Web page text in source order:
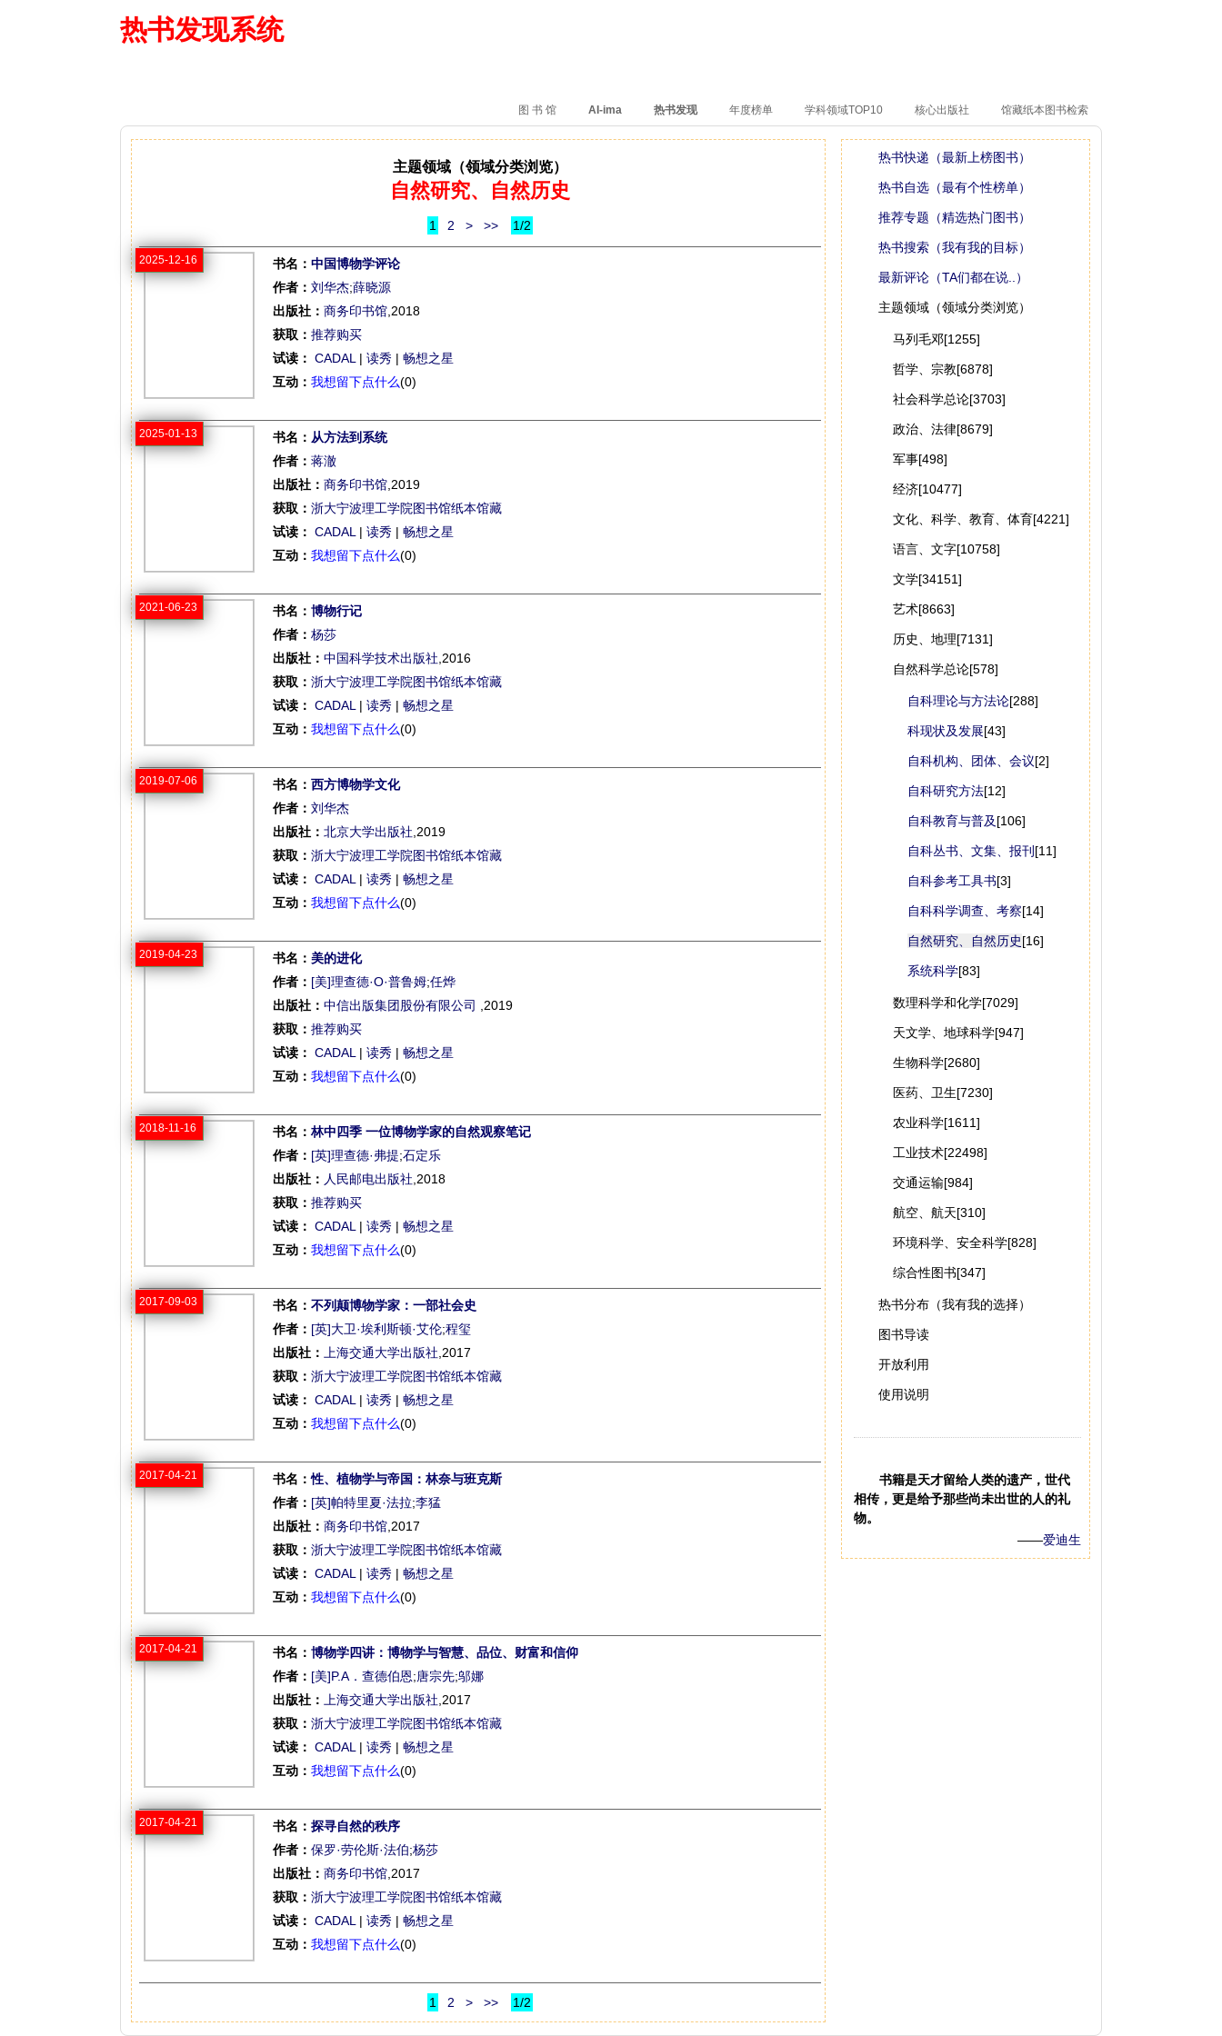
热书发现系统
图 书 馆 AI-ima 热书发现 年度榜单 学科领域TOP10 核心出版社 馆藏纸本图书检索
主题领域（领域分类浏览）
自然研究、自然历史
1 2 > >> 1/2
2025-12-16 书名： 中国博物学评论
作者： 刘华杰;薛晓源
出版社： 商务印书馆 ,2018
获取： 推荐购买
试读： CADAL | 读秀 | 畅想之星
互动： 我想留下点什么(0)
2025-01-13 书名： 从方法到系统
作者： 蒋澈
出版社： 商务印书馆 ,2019
获取： 浙大宁波理工学院图书馆纸本馆藏
试读： CADAL | 读秀 | 畅想之星
互动： 我想留下点什么(0)
2021-06-23 书名： 博物行记
作者： 杨莎
出版社： 中国科学技术出版社 ,2016
获取： 浙大宁波理工学院图书馆纸本馆藏
试读： CADAL | 读秀 | 畅想之星
互动： 我想留下点什么(0)
2019-07-06 书名： 西方博物学文化
作者： 刘华杰
出版社： 北京大学出版社 ,2019
获取： 浙大宁波理工学院图书馆纸本馆藏
试读： CADAL | 读秀 | 畅想之星
互动： 我想留下点什么(0)
2019-04-23 书名： 美的进化
作者： [美]理查德·O·普鲁姆;任烨
出版社： 中信出版集团股份有限公司
,2019
获取： 推荐购买
试读： CADAL | 读秀 | 畅想之星
互动： 我想留下点什么(0)
2018-11-16 书名： 林中四季 一位博物学家的自然观察笔记
作者： [英]理查德·弗提;石定乐
出版社： 人民邮电出版社 ,2018
获取： 推荐购买
试读： CADAL | 读秀 | 畅想之星
互动： 我想留下点什么(0)
2017-09-03 书名： 不列颠博物学家：一部社会史
作者： [英]大卫·埃利斯顿·艾伦;程玺
出版社：
上海交通大学出版社 ,2017
获取： 浙大宁波理工学院图书馆纸本馆藏
试读： CADAL | 读秀 | 畅想之星
互动： 我想留下点什么(0)
2017-04-21 书名：性、植物学与帝国：林奈与班克斯
作者： [英]帕特里夏·法拉;李猛
出版社： 商务印书馆 ,2017
获取： 浙大宁波理工学院图书馆纸本馆藏
试读： CADAL | 读秀 | 畅想之星
互动： 我想留下点什么(0)
2017-04-21 书名： 博物学四讲：博物学与智慧、品位、财富和信仰
作者： [美]P.A．查德伯恩;唐宗先;邬娜
出版社：
上海交通大学出版社 ,2017
获取： 浙大宁波理工学院图书馆纸本馆藏
试读： CADAL | 读秀 | 畅想之星
互动： 我想留下点什么(0)
2017-04-21 书名： 探寻自然的秩序
作者： 保罗·劳伦斯·法伯;杨莎
出版社： 商务印书馆 ,2017
获取： 浙大宁波理工学院图书馆纸本馆藏
试读： CADAL | 读秀 | 畅想之星
互动： 我想留下点什么(0)
1 2 > >> 1/2
热书快递（最新上榜图书）
热书自选（最有个性榜单）
推荐专题（精选热门图书）
热书搜索（我有我的目标）
最新评论（TA们都在说..）
主题领域（领域分类浏览）
马列毛邓[1255]
哲学、宗教[6878]
社会科学总论[3703]
政治、法律[8679]
军事[498]
经济[10477]
文化、科学、教育、体育[4221]
语言、文字[10758]
文学[34151]
艺术[8663]
历史、地理[7131]
自然科学总论[578]
自科理论与方法论[288]
科现状及发展[43]
自科机构、团体、会议[2]
自科研究方法[12]
自科教育与普及[106]
自科丛书、文集、报刊 [11]
自科参考工具书[3]
自科科学调查、考察[14]
自然研究、自然历史[16]
系统科学[83]
数理科学和化学[7029]
天文学、地球科学[947]
生物科学[2680]
医药、卫生[7230]
农业科学[1611]
工业技术[22498]
交通运输[984]
航空、航天[310]
环境科学、安全科学[828]
综合性图书[347]
热书分布（我有我的选择）
图书导读
开放利用
使用说明
书籍是天才留给人类的遗产，世代
相传，更是给予那些尚未出世的人的礼
物。
——爱迪生